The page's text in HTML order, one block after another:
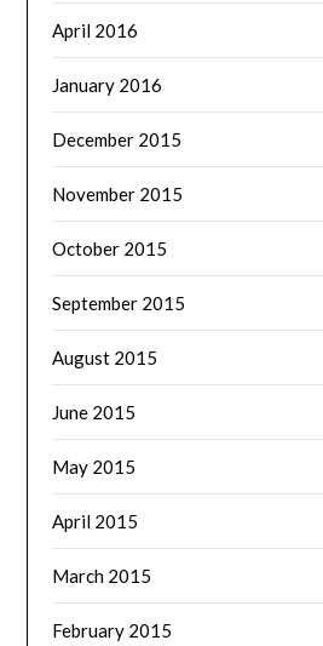
April 2016
January 2016
December 2015
November 2015
October 2015
September 2015
August 2015
June 2015
May 2015
April 2015
March 2015
February 2015